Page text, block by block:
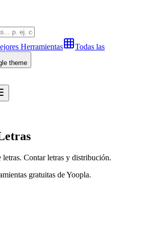
Herramientas
Todas las
theme
Contar letras y distribución.
gratuitas de Yoopla.